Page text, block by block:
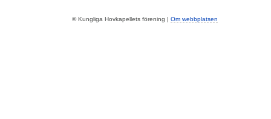
© Kungliga Hovkapellets förening | Om webbplatsen